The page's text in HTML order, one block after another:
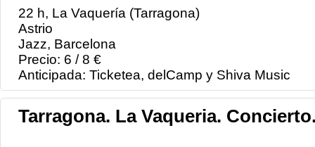
22 h, La Vaquería (Tarragona)
Astrio
Jazz, Barcelona
Precio: 6 / 8 €
Anticipada: Ticketea, delCamp y Shiva Music
Tarragona. La Vaqueria.